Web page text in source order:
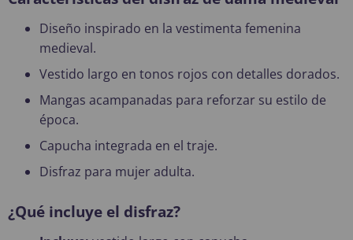
Diseño inspirado en la vestimenta femenina
medieval.
Vestido largo en tonos rojos con detalles dorados.
Mangas acampanadas para reforzar su estilo de
época.
Capucha integrada en el traje.
Disfraz para mujer adulta.
¿Qué incluye el disfraz?